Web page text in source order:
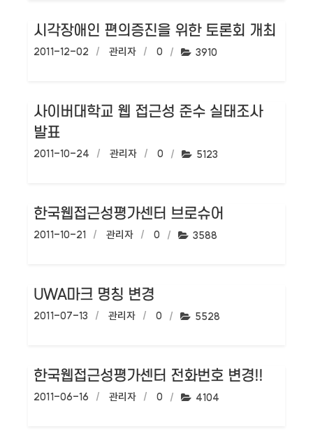
시각장애인 편의증진을 위한 토론회 개최
작성일:
2011-12-02 작성자:
관리자 댓글수:
0 조회수:
3910
사이버대학교 웹 접근성 준수 실태조사
발표
작성일:
2011-10-24 작성자:
관리자 댓글수:
0 조회수:
5123
한국웹접근성평가센터 브로슈어
작성일:
2011-10-21 작성자:
관리자 댓글수:
0 조회수:
3588
UWA마크 명칭 변경
작성일:
2011-07-13 작성자:
관리자 댓글수:
0 조회수:
5528
한국웹접근성평가센터 전화번호 변경!!
작성일:
2011-06-16 작성자:
관리자 댓글수:
0 조회수:
4104